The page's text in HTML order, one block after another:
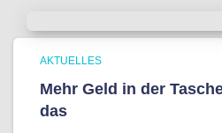
AKTUELLES
Mehr Geld in der
das